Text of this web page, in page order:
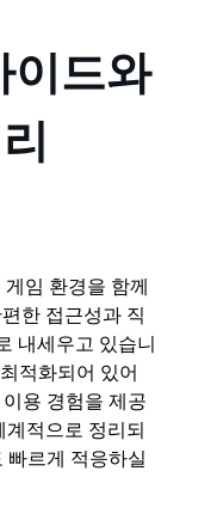
이드와
임 환경을 함께
한 접근성과 직
내세우고 있습니
적화되어 있어
용 경험을 제공
적으로 정리되
빠르게 적응하실